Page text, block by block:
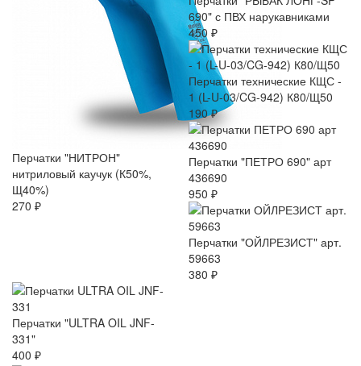
Перчатки "НИТРОН"
нитриловый каучук (К50%,
Щ40%)
270 ₽
690" с ПВХ нарукавниками
450 ₽
Перчатки технические КЩС -
1 (L-U-03/CG-942) К80/Щ50
190 ₽
Перчатки "ПЕТРО 690" арт
436690
950 ₽
Перчатки "ОЙЛРЕЗИСТ" арт.
59663
380 ₽
Перчатки "ULTRA OIL JNF-
331"
400 ₽